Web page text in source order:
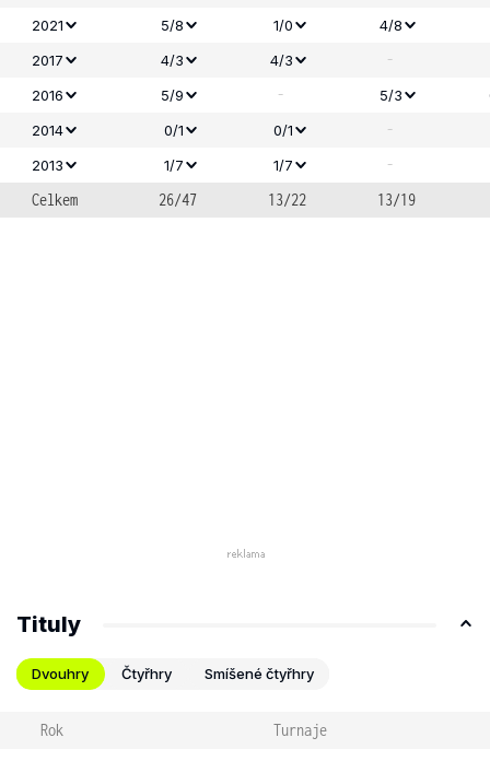
2021
5/8 1/0
4/8
2017
4/3 4/3 -
2016 5/9 - 5/3
2014
0/1 0/1 -
2013 1/7 1/7
-
Celkem
26/47 13/22 13/19
Tituly
Dvouhry Čtyřhry Smíšené čtyřhry
Rok Turnaje